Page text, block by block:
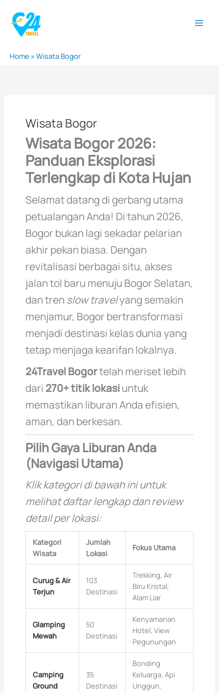
konten
Home » Wisata Bogor
Wisata Bogor
Wisata Bogor 2026:
Panduan Eksplorasi
Terlengkap di Kota Hujan
Selamat datang di gerbang utama
petualangan Anda! Di tahun 2026,
Bogor bukan lagi sekadar pelarian
akhir pekan biasa. Dengan
revitalisasi berbagai situ, akses
jalan tol baru menuju Bogor Selatan,
dan tren slow travelyang semakin
menjamur, Bogor bertransformasi
menjadi destinasi kelas dunia yang
tetap menjaga kearifan lokalnya.
24Travel Bogortelah meriset lebih
dari 270+ titik lokasiuntuk
memastikan liburan Anda efisien,
aman, dan berkesan.
Pilih Gaya Liburan Anda
(Navigasi Utama)
Klik kategori di bawah ini untuk
melihat daftar lengkap dan review
detail per lokasi:
Kategori
Wisata
Jumlah
Lokasi
Fokus Utama
Curug & Air
Terjun
103
Destinasi
Trekking, Air
Biru Kristal,
Alam Liar
Glamping
Mewah
50
Destinasi
Kenyamanan
Hotel, View
Pegunungan
Camping
Ground
35
Destinasi
Bonding
Keluarga, Api
Unggun,